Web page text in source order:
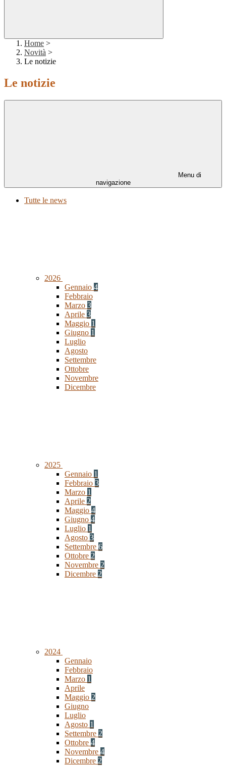
Home >
Novità >
Le notizie
Le notizie
Menu di
navigazione
Tutte le news
2026
Gennaio 4
Febbraio
Marzo 3
Aprile 3
Maggio 1
Giugno 1
Luglio
Agosto
Settembre
Ottobre
Novembre
Dicembre
2025
Gennaio 1
Febbraio 3
Marzo 1
Aprile 2
Maggio 4
Giugno 4
Luglio 1
Agosto 3
Settembre 6
Ottobre 2
Novembre 2
Dicembre 2
2024
Gennaio
Febbraio
Marzo 1
Aprile
Maggio 2
Giugno
Luglio
Agosto 1
Settembre 2
Ottobre 4
Novembre 4
Dicembre 2